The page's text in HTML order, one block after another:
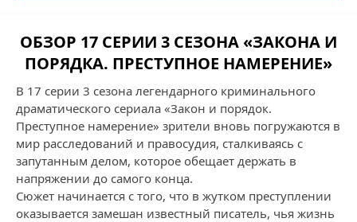
ОБЗОР 17 СЕРИИ 3 СЕЗОНА «ЗАКОНА И
ПОРЯДКА. ПРЕСТУПНОЕ НАМЕРЕНИЕ»
В 17 серии 3 сезона легендарного криминального
драматического сериала «Закон и порядок.
Преступное намерение» зрители вновь погружаются в
мир расследований и правосудия, сталкиваясь с
запутанным делом, которое обещает держать в
напряжении до самого конца.
Сюжет начинается с того, что в жутком преступлении
оказывается замешан известный писатель, чья жизнь